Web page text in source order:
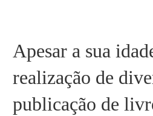
Apesar a sua
realização de
publicação de